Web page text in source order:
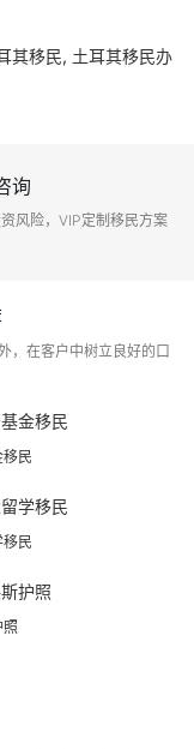
其移民, 土耳其移民办
询
风险，VIP定制移民方案
，在客户中树立良好的口
民
民